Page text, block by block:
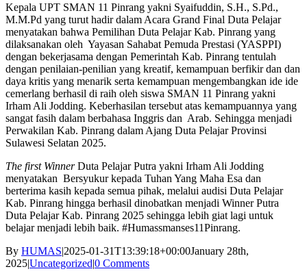
Kepala UPT SMAN 11 Pinrang yakni Syaifuddin, S.H., S.Pd.,
M.M.Pd yang turut hadir dalam Acara Grand Final Duta Pelajar
menyatakan bahwa Pemilihan Duta Pelajar Kab. Pinrang yang
dilaksanakan oleh Yayasan Sahabat Pemuda Prestasi (YASPPI)
dengan bekerjasama dengan Pemerintah Kab. Pinrang tentulah
dengan penilaian-penilian yang kreatif, kemampuan berfikir dan dan
daya kritis yang menarik serta kemampuan mengembangkan ide ide
cemerlang berhasil di raih oleh siswa SMAN 11 Pinrang yakni
Irham Ali Jodding. Keberhasilan tersebut atas kemampuannya yang
sangat fasih dalam berbahasa Inggris dan Arab. Sehingga menjadi
Perwakilan Kab. Pinrang dalam Ajang Duta Pelajar Provinsi
Sulawesi Selatan 2025.
The first WinnerDuta Pelajar Putra yakni Irham Ali Jodding
menyatakan Bersyukur kepada Tuhan Yang Maha Esa dan
berterima kasih kepada semua pihak, melalui audisi Duta Pelajar
Kab. Pinrang hingga berhasil dinobatkan menjadi Winner Putra
Duta Pelajar Kab. Pinrang 2025 sehingga lebih giat lagi untuk
belajar menjadi lebih baik. #Humassmanses11Pinrang.
By HUMAS|2025-01-31T13:39:18+00:00January 28th,
2025|Uncategorized|0 Comments